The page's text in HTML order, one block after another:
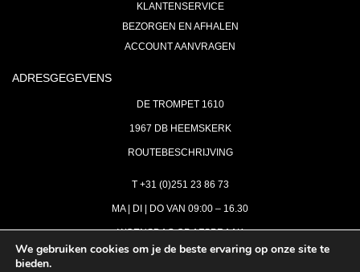
KLANTENSERVICE
BEZORGEN EN AFHALEN
ACCOUNT AANVRAGEN
ADRESGEGEVENS
DE TROMPET 1610
1967 DB HEEMSKERK
ROUTEBESCHRIJVING
T +31 (0)251 23 86 73
MA | DI | DO VAN 09:00 – 16.30
WOENSDAG OP AFSPRAAK
We gebruiken cookies om je de beste ervaring op onze site te
bieden.